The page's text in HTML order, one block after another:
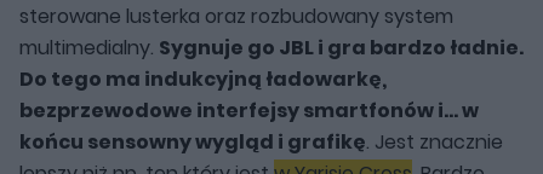
sterowane lusterka oraz rozbudowany system
multimedialny. Sygnuje go JBL i gra bardzo ładnie.
Do tego ma indukcyjną ładowarkę,
bezprzewodowe interfejsy smartfonów i... w
końcu sensowny wygląd i grafikę. Jest znacznie